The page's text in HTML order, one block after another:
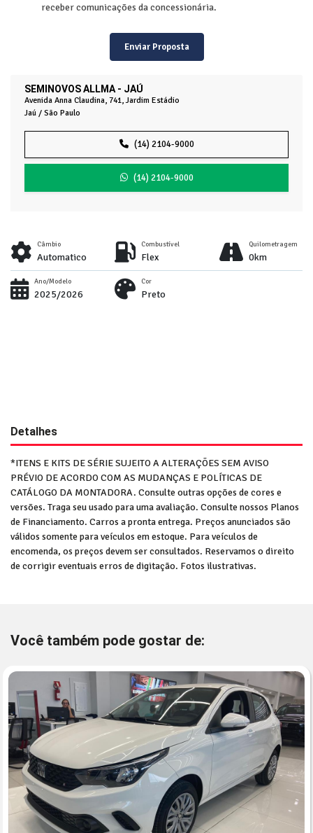
SEMINOVOS ALLMA - JAÚ
Avenida Anna Claudina, 741, Jardim Estádio
Jaú / São Paulo
(14) 2104-9000
(14) 2104-9000
receber comunicações da concessionária.
Enviar Proposta
Câmbio
Automatico
Combustível
Flex
Quilometragem
0km
Ano/Modelo
2025/2026
Cor
Preto
Detalhes
*ITENS E KITS DE SÉRIE SUJEITO A ALTERAÇÕES SEM AVISO
PRÉVIO DE ACORDO COM AS MUDANÇAS E POLÍTICAS DE
CATÁLOGO DA MONTADORA. Consulte outras opções de cores e
versões. Traga seu usado para uma avaliação. Consulte nossos Planos
de Financiamento. Carros a pronta entrega. Preços anunciados são
válidos somente para veículos em estoque. Para veículos de
encomenda, os preços devem ser consultados. Reservamos o direito
de corrigir eventuais erros de digitação. Fotos ilustrativas.
Você também pode gostar de: